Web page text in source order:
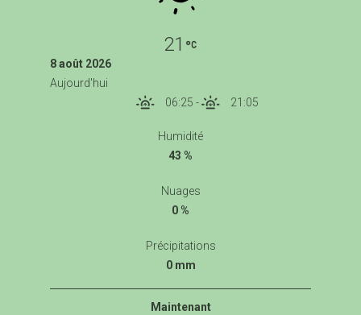
21
8 août 2026
Aujourd'hui
06:25 - 21:05
Humidité
43 %
Nuages
0 %
Précipitations
0 mm
Maintenant